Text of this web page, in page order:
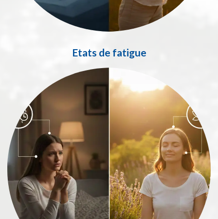
Etats de fatigue